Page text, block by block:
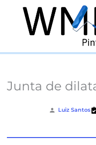
conteúdo
Junta de
Luiz Santos